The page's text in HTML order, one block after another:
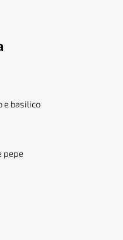
e basilico
pepe